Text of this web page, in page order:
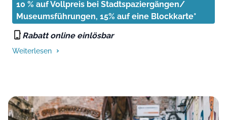
10 % auf Vollpreis bei Stadtspaziergängen/
Museumsführungen, 15% auf eine Blockkarte*
Rabatt online einlösbar
Weiterlesen